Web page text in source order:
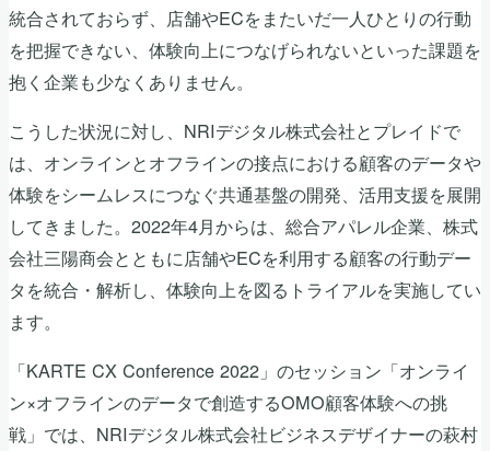
統合されておらず、店舗やECをまたいだ一人ひとりの行動
を把握できない、体験向上につなげられないといった課題を
抱く企業も少なくありません。
こうした状況に対し、NRIデジタル株式会社とプレイドで
は、オンラインとオフラインの接点における顧客のデータや
体験をシームレスにつなぐ共通基盤の開発、活用支援を展開
してきました。2022年4月からは、総合アパレル企業、株式
会社三陽商会とともに店舗やECを利用する顧客の行動デー
タを統合・解析し、体験向上を図るトライアルを実施してい
ます。
「KARTE CX Conference 2022」のセッション「オンライ
ン×オフラインのデータで創造するOMO顧客体験への挑
戦」では、NRIデジタル株式会社ビジネスデザイナーの萩村